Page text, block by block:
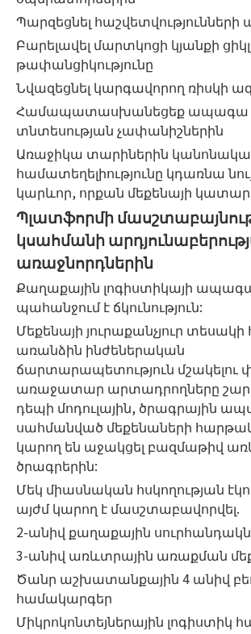
Պարզեցնել
Բարելավել մարտկոցի կյանքի
թափանցիկությունը
Նվազեցնել կարգավորող ռիսկի
Համապատասխանեցեք ապագա
տնտեսության չափանիշներին
Առաջիկա տարիներին
համատեղելիությունը կդառնա
կարևոր, որքան մեքենայի
Պլատֆորմի
կսահմանի
առաջնորդներին
Քաղաքային լոգիստիկայի
պահանջում է ճկունություն:
Մեքենայի յուրաքանչյուր
առանձին ինժեներական
ճարտարապետություն մշակելու
առաջատար արտադրողները
դեպի մոդուլային, ծրագրային
սահմանված մեքենաների
կարող են աջակցել բազմաթիվ
ծրագրերին:
Մեկ միասնական հսկողության
այժմ կարող է մասշտաբավորվել.
2-անիվ քաղաքային
3-անիվ առևտրային առաքման
Ծանր աշխատանքային 4 անիվ
համակարգեր
Միկրոկոնտեյներային լոգիստիկ